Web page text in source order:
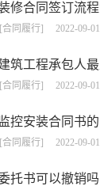
[合同履行] 2022-09-01
[合同履行] 2022-09-01
[合同履行] 2022-09-01